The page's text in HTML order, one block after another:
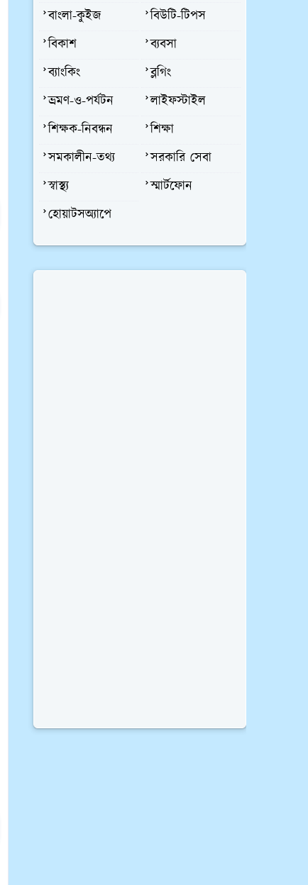
বাংলা-কুইজ
বিউটি-টিপস
বিকাশ
ব্যবসা
ব্যাংকিং
ব্লগিং
ভ্রমণ-ও-পর্যটন
লাইফস্টাইল
শিক্ষক-নিবন্ধন
শিক্ষা
সমকালীন-তথ্য
সরকারি সেবা
স্বাস্থ্য
স্মার্টফোন
হোয়াটসঅ্যাপে